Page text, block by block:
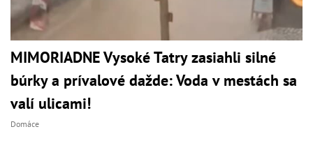
MIMORIADNE Vysoké Tatry zasiahli silné
búrky a prívalové dažde: Voda v mestách sa
valí ulicami!
Domáce